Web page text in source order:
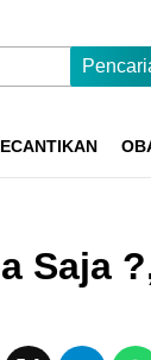
Saja